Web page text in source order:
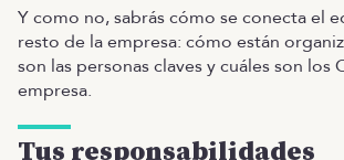
Y como no, sabrás cómo se conecta el
resto de la empresa: cómo están
son las personas claves y cuáles son los
empresa.
Tus responsabilidades